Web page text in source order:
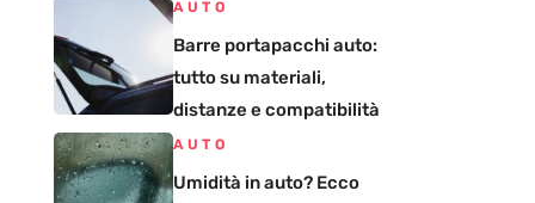
AUTO
Barre portapacchi auto:
tutto su materiali,
distanze e compatibilità
AUTO
Umidità in auto? Ecco